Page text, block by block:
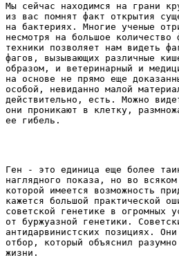
Мы сейчас находимся на грани
из вас помнят факт открытия
на бактериях. Многие ученые
несмотря на большое количество
техники позволяет нам видеть
фагов, вызывающих различные
образом, и ветеринарный и
на основе не прямо еще
особой, невиданно малой
действительно, есть. Можно
они проникают в клетку,
ее гибель.
Ген - это единица еще более
наглядного показа, но во
которой имеется возможность
кажется большой практической
советской генетике в огромных
от буржуазной генетики.
антидарвинистских позициях.
отбор, который объяснил
жизни.